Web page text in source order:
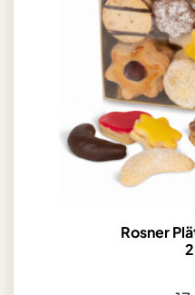
Rosner